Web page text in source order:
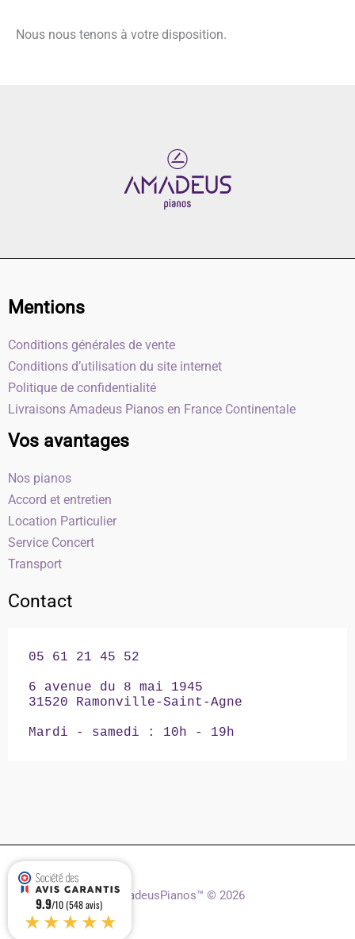
Nous nous tenons à votre disposition.
Mentions
Conditions générales de vente
Conditions d’utilisation du site internet
Politique de confidentialité
Livraisons Amadeus Pianos en France Continentale
Vos avantages
Nos pianos
Accord et entretien
Location Particulier
Service Concert
Transport
Contact
05 61 21 45 52
6 avenue du 8 mai 1945
31520 Ramonville-Saint-Agne
Mardi - samedi : 10h - 19h
AmadeusPianos™ © 2026
9.9/10 (548 avis)
★★★★★